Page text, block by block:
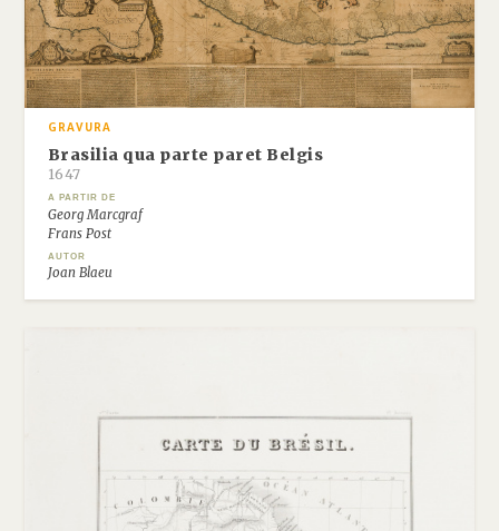
GRAVURA
Brasilia qua parte paret Belgis
1647
A PARTIR DE
Georg Marcgraf
Frans Post
AUTOR
Joan Blaeu